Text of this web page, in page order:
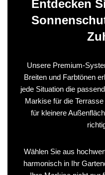
Entdecken
Unsere Premium-
Breiten und Farbtönen
jede Situation die
Markise für die
für kleinere
Wählen Sie aus
harmonisch in Ihr